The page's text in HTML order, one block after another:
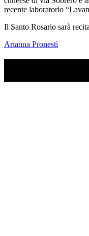
recente laboratorio
Il Santo Rosario sarà
Arianna Pronestì